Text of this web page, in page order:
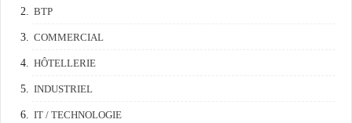
BTP
COMMERCIAL
HÔTELLERIE
INDUSTRIEL
IT / TECHNOLOGIE